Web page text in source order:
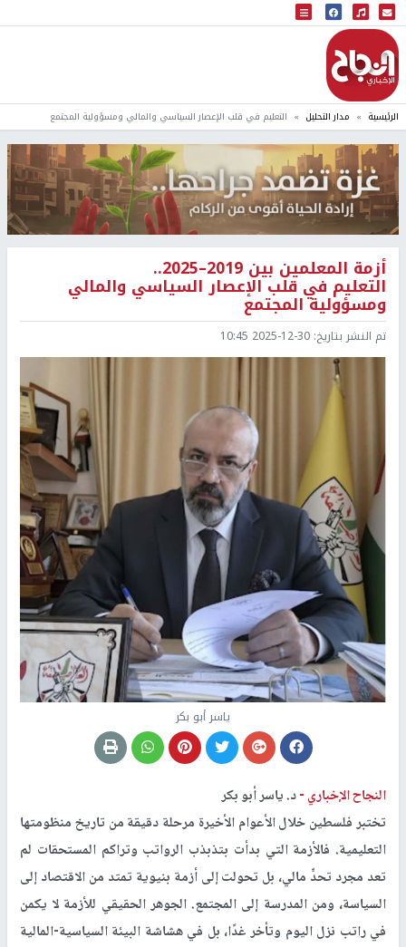
البث المباشر
إذاعة النجاح
الرئيسية مدار التحليل التعليم في قلب الإعصار السياسي والمالي ومسؤولية المجتمع
أزمة المعلمين بين 2019–2025..
التعليم في قلب الإعصار السياسي والمالي
ومسؤولية المجتمع
تم النشر بتاريخ: 2025-12-30 10:45
ياسر أبو بكر
النجاح الإخباري -د. ياسر أبو بكر
تختبر فلسطين خلال الأعوام الأخيرة مرحلة دقيقة من تاريخ منظومتها
التعليمية. فالأزمة التي بدأت بتذبذب الرواتب وتراكم المستحقات لم
تعد مجرد تحدٍّ مالي، بل تحولت إلى أزمة بنيوية تمتد من الاقتصاد إلى
السياسة، ومن المدرسة إلى المجتمع. الجوهر الحقيقي للأزمة لا يكمن
في راتب نزل اليوم وتأخر غدًا، بل في هشاشة البيئة السياسية-المالية